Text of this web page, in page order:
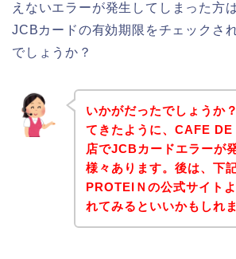
えないエラーが発生してしまった方
JCBカードの有効期限をチェックさ
でしょうか？
いかがだったでしょうか
てきたように、CAFE
店でJCBカードエラーが
様々あります。後は、下
PROTEIＮの公式サイト
れてみるといいかもしれま